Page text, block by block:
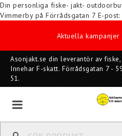
Din personliga fiske- jakt-
Vimmerby på Förrådsgatan 7 E-
Aktuella kampanjer
Asonjakt.se din leverantör av
Innehar F-skatt. Förrådsgatan 7 -
51.